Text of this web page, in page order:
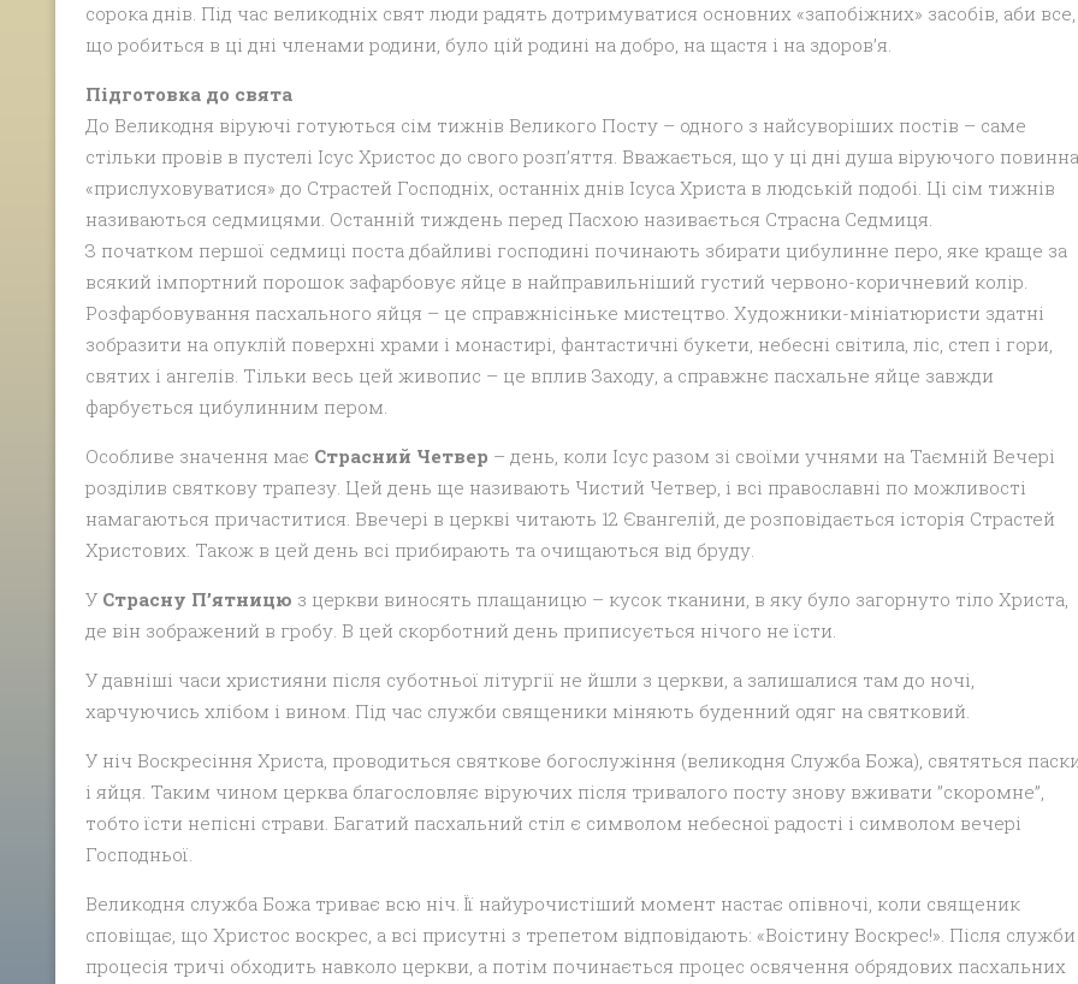
сорока днів. Під час великодніх свят люди радять дотримуватися основних «запобіжних» засобів, аби все,
що робиться в ці дні членами родини, було цій родині на добро, на щастя і на здоров’я.
Підготовка до свята
До Великодня віруючі готуються сім тижнів Великого Посту – одного з найсуворіших постів – саме
стільки провів в пустелі Ісус Христос до свого розп’яття. Вважається, що у ці дні душа віруючого повинна
«прислуховуватися» до Страстей Господніх, останніх днів Ісуса Христа в людській подобі. Ці сім тижнів
називаються седмицями. Останній тиждень перед Пасхою називається Страсна Седмиця.
З початком першої седмиці поста дбайливі господині починають збирати цибулинне перо, яке краще за
всякий імпортний порошок зафарбовує яйце в найправильніший густий червоно-коричневий колір.
Розфарбовування пасхального яйця – це справжнісіньке мистецтво. Художники-мініатюристи здатні
зобразити на опуклій поверхні храми і монастирі, фантастичні букети, небесні світила, ліс, степ і гори,
святих і ангелів. Тільки весь цей живопис – це вплив Заходу, а справжнє пасхальне яйце завжди
фарбується цибулинним пером.
Особливе значення має Страсний Четвер – день, коли Ісус разом зі своїми учнями на Таємній Вечері
розділив святкову трапезу. Цей день ще називають Чистий Четвер, і всі православні по можливості
намагаються причаститися. Ввечері в церкві читають 12 Євангелій, де розповідається історія Страстей
Христових. Також в цей день всі прибирають та очищаються від бруду.
У Страсну П’ятницю з церкви виносять плащаницю – кусок тканини, в яку було загорнуто тіло Христа,
де він зображений в гробу. В цей скорботний день приписується нічого не їсти.
У давніші часи християни після суботньої літургії не йшли з церкви, а залишалися там до ночі,
харчуючись хлібом і вином. Під час служби священики міняють буденний одяг на святковий.
У ніч Воскресіння Христа, проводиться святкове богослужіння (великодня Служба Божа), святяться
і яйця. Таким чином церква благословляє віруючих після тривалого посту знову вживати ”скоромне”,
тобто їсти непісні страви. Багатий пасхальний стіл є символом небесної радості і символом вечері
Господньої.
Великодня служба Божа триває всю ніч. Її найурочистіший момент настає опівночі, коли священик
сповіщає, що Христос воскрес, а всі присутні з трепетом відповідають: «Воістину Воскрес!». Після служби
процесія тричі обходить навколо церкви, а потім починається процес освячення обрядових пасхальних